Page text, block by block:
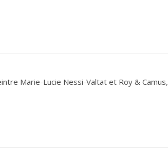
Marie-Lucie Nessi-Valtat et Roy & Camus,